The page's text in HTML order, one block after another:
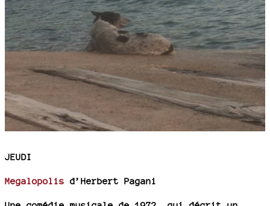
JEUDI
Megalopolis d’Herbert Pagani